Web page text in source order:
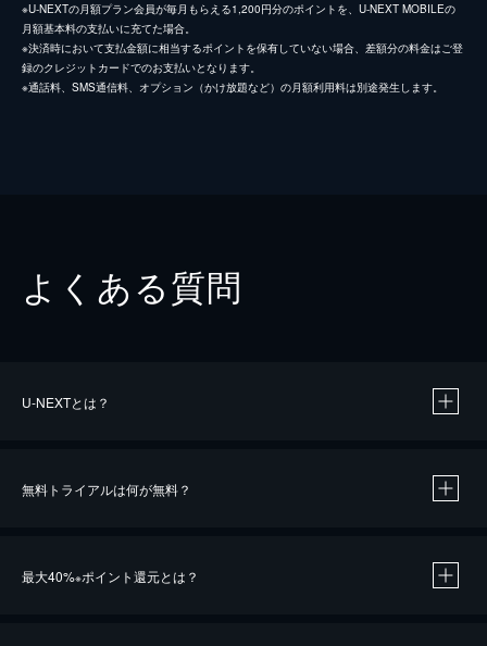
※U-NEXTの月額プラン会員が毎月もらえる1,200円分のポイントを、U-NEXT MOBILEの
月額基本料の支払いに充てた場合。
※決済時において支払金額に相当するポイントを保有していない場合、差額分の料金はご登
録のクレジットカードでのお支払いとなります。
※通話料、SMS通信料、オプション（かけ放題など）の月額利用料は別途発生します。
よくある質問
U-NEXTとは？
無料トライアルは何が無料？
最大40%※ポイント還元とは？